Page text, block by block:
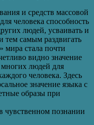
и средств массовой
человека способность
людей, усваивать и
тем самым раздвигать
стала почти
видно значение
многих людей для
человека. Здесь
значение языка с
образы при
чувственном познании